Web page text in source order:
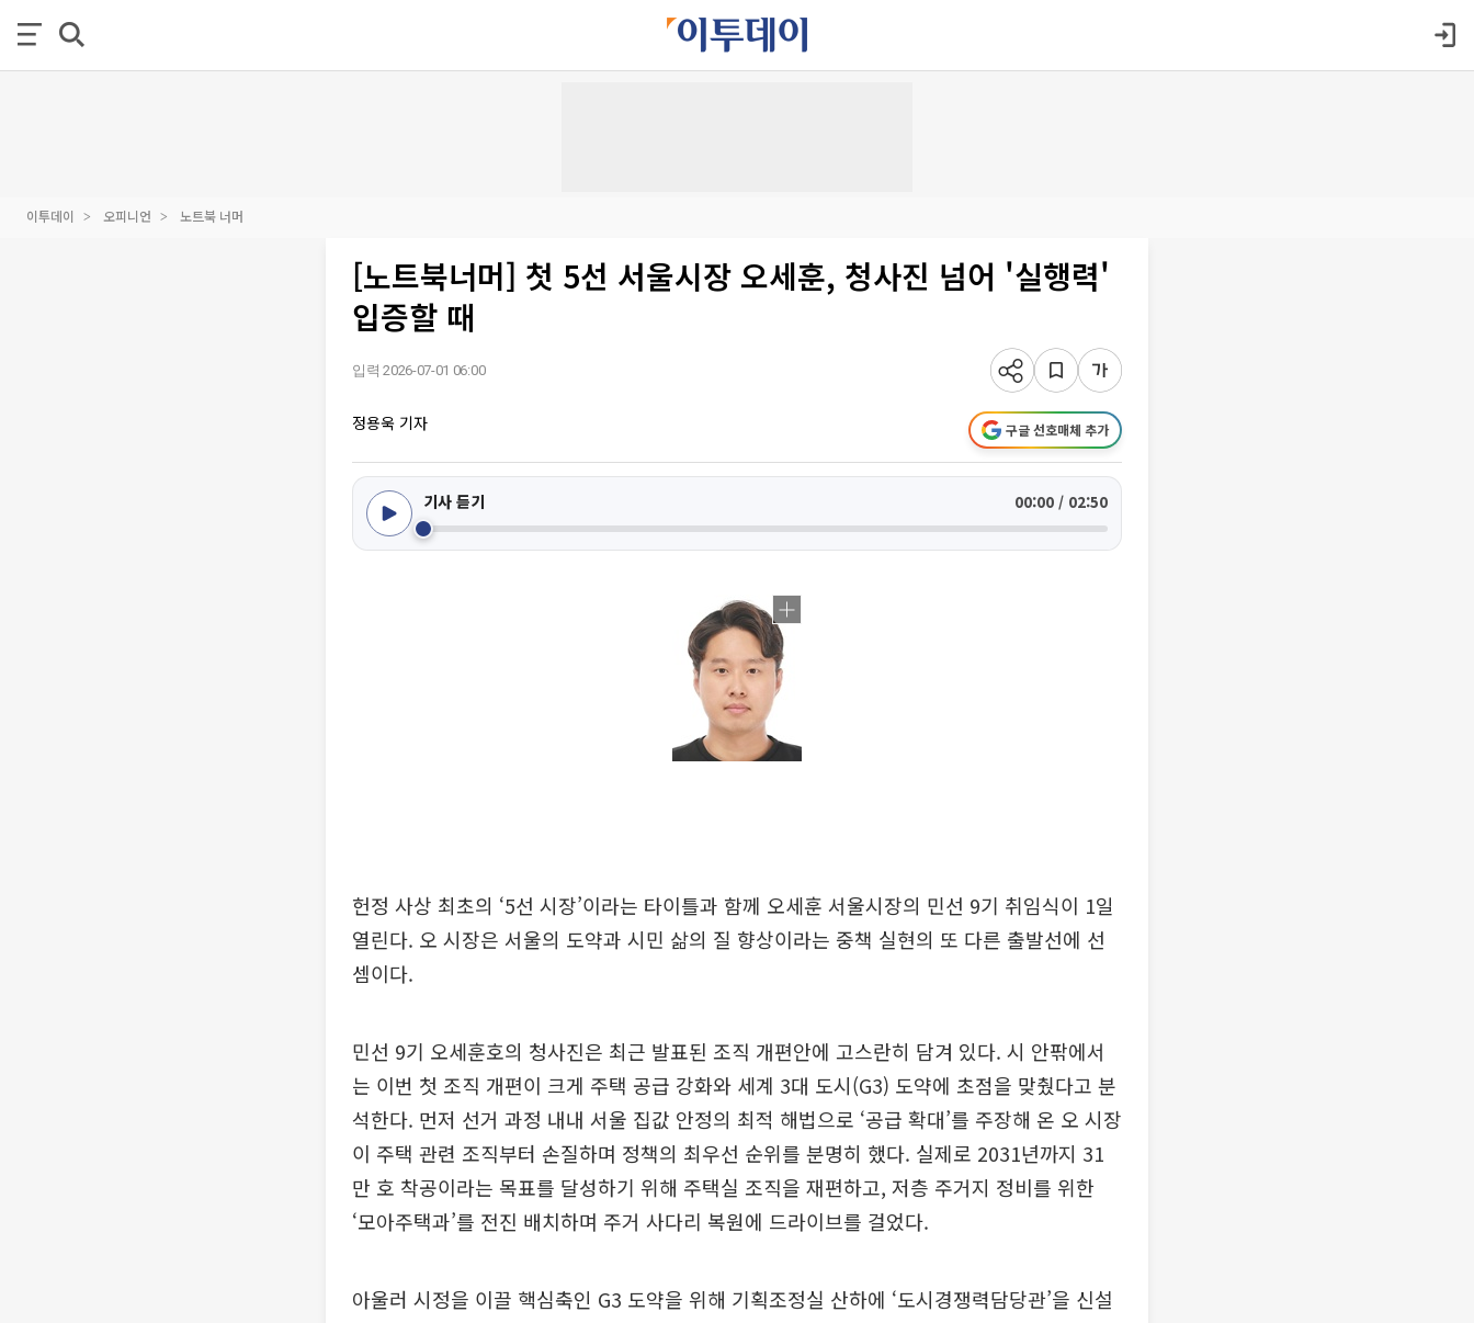
이투데이 오피니언 노트북 너머
[노트북너머] 첫 5선 서울시장 오세훈, 청사진 넘어 '실행력'
입증할 때
입력 2026-07-01 06:00
정용욱 기자 구글 선호매체 추가
기사 듣기 00:00 / 02:50
헌정 사상 최초의 ‘5선 시장’이라는 타이틀과 함께 오세훈 서울시장의 민선 9기 취임식이 1일
열린다. 오 시장은 서울의 도약과 시민 삶의 질 향상이라는 중책 실현의 또 다른 출발선에 선
셈이다.
민선 9기 오세훈호의 청사진은 최근 발표된 조직 개편안에 고스란히 담겨 있다. 시 안팎에서
는 이번 첫 조직 개편이 크게 주택 공급 강화와 세계 3대 도시(G3) 도약에 초점을 맞췄다고 분
석한다. 먼저 선거 과정 내내 서울 집값 안정의 최적 해법으로 ‘공급 확대’를 주장해 온 오 시장
이 주택 관련 조직부터 손질하며 정책의 최우선 순위를 분명히 했다. 실제로 2031년까지 31
만 호 착공이라는 목표를 달성하기 위해 주택실 조직을 재편하고, 저층 주거지 정비를 위한
‘모아주택과’를 전진 배치하며 주거 사다리 복원에 드라이브를 걸었다.
아울러 시정을 이끌 핵심축인 G3 도약을 위해 기획조정실 산하에 ‘도시경쟁력담당관’을 신설